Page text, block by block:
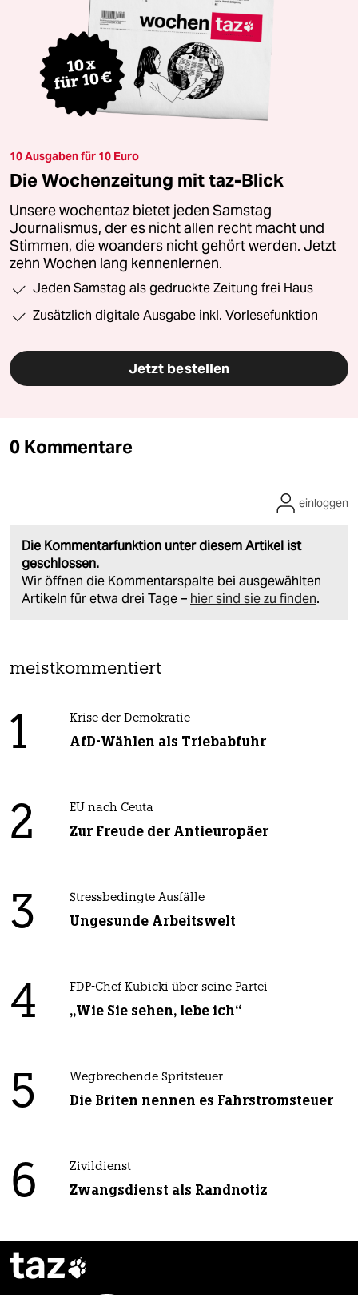
10 Ausgaben für 10 Euro
Die Wochenzeitung mit taz-Blick
Unsere wochentaz bietet jeden Samstag
Journalismus, der es nicht allen recht macht und
Stimmen, die woanders nicht gehört werden. Jetzt
zehn Wochen lang kennenlernen.
Jeden Samstag als gedruckte Zeitung frei Haus
Zusätzlich digitale Ausgabe inkl. Vorlesefunktion
Jetzt bestellen
0 Kommentare
Die Kommentarfunktion unter diesem Artikel ist
geschlossen.
Wir öffnen die Kommentarspalte bei ausgewählten
Artikeln für etwa drei Tage – hier sind sie zu finden.
einloggen
meistkommentiert
1 Krise der Demokratie
AfD-Wählen als Triebabfuhr
2 EU nach Ceuta
Zur Freude der Antieuropäer
3 Stressbedingte Ausfälle
Ungesunde Arbeitswelt
4 FDP-Chef Kubicki über seine Partei
„Wie Sie sehen, lebe ich“
5 Wegbrechende Spritsteuer
Die Briten nennen es Fahrstromsteuer
6 Zivildienst
Zwangsdienst als Randnotiz
taz